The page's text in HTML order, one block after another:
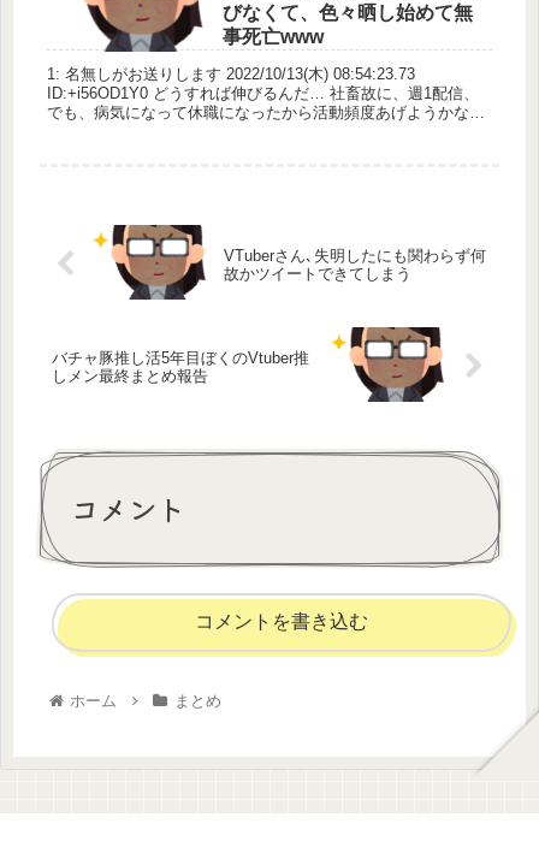
びなくて、色々晒し始めて無
事死亡www
1: 名無しがお送りします 2022/10/13(木) 08:54:23.73
ID:+i56OD1Y0 どうすれば伸びるんだ… 社畜故に、週1配信、
でも、病気になって休職になったから活動頻度あげようかなと
VTuberさん､失明したにも関わらず何
故かツイートできてしまう
バチャ豚推し活5年目ぼくのVtuber推
しメン最終まとめ報告
コメント
コメントを書き込む
ホーム まとめ